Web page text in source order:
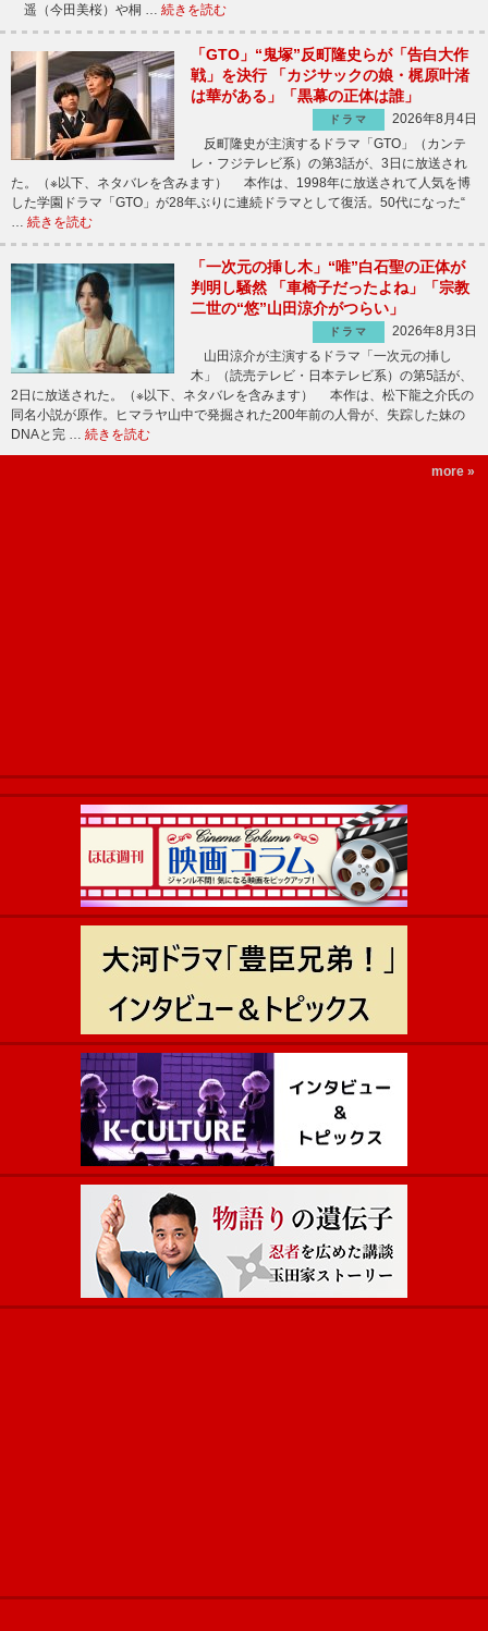
遥（今田美桜）や桐 … 続きを読む
「GTO」“鬼塚”反町隆史らが「告白大作
戦」を決行 「カジサックの娘・梶原叶渚
は華がある」「黒幕の正体は誰」
ドラマ
2026年8月4日
反町隆史が主演するドラマ「GTO」（カンテ
レ・フジテレビ系）の第3話が、3日に放送され
た。（※以下、ネタバレを含みます） 本作は、1998年に放送されて人気を博
した学園ドラマ「GTO」が28年ぶりに連続ドラマとして復活。50代になった“
… 続きを読む
「一次元の挿し木」“唯”白石聖の正体が
判明し騒然 「車椅子だったよね」「宗教
二世の“悠”山田涼介がつらい」
ドラマ
2026年8月3日
山田涼介が主演するドラマ「一次元の挿し
木」（読売テレビ・日本テレビ系）の第5話が、
2日に放送された。（※以下、ネタバレを含みます） 本作は、松下龍之介氏の
同名小説が原作。ヒマラヤ山中で発掘された200年前の人骨が、失踪した妹の
DNAと完 … 続きを読む
more »